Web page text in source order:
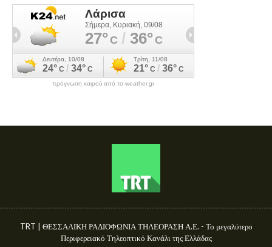
πρόγνωση καιρού από το weather.gr
TRT | ΘΕΣΣΑΛΙΚΗ ΡΑΔΙΟΦΩΝΙΑ ΤΗΛΕΟΡΑΣΗ Α.Ε. - Το μεγαλύτερο
Περιφερειακό Τηλεοπτικό Κανάλι της Ελλάδας